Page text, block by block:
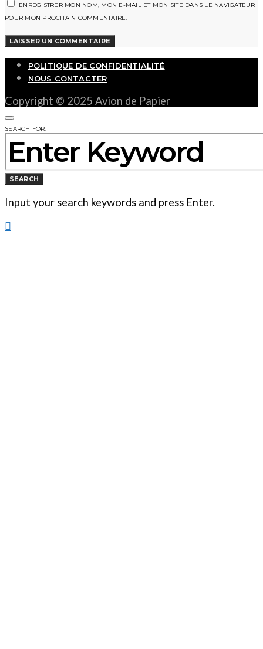
ENREGISTRER MON NOM, MON E-MAIL ET MON SITE DANS LE NAVIGATEUR
POUR MON PROCHAIN COMMENTAIRE.
POLITIQUE DE CONFIDENTIALITÉ
NOUS CONTACTER
Copyright © 2025 Avion de Papier
SEARCH FOR:
SEARCH
Input your search keywords and press Enter.